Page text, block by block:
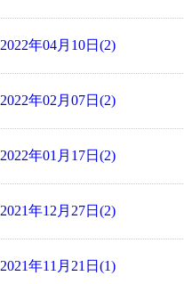
2022年04月10日(2)
2022年02月07日(2)
2022年01月17日(2)
2021年12月27日(2)
2021年11月21日(1)